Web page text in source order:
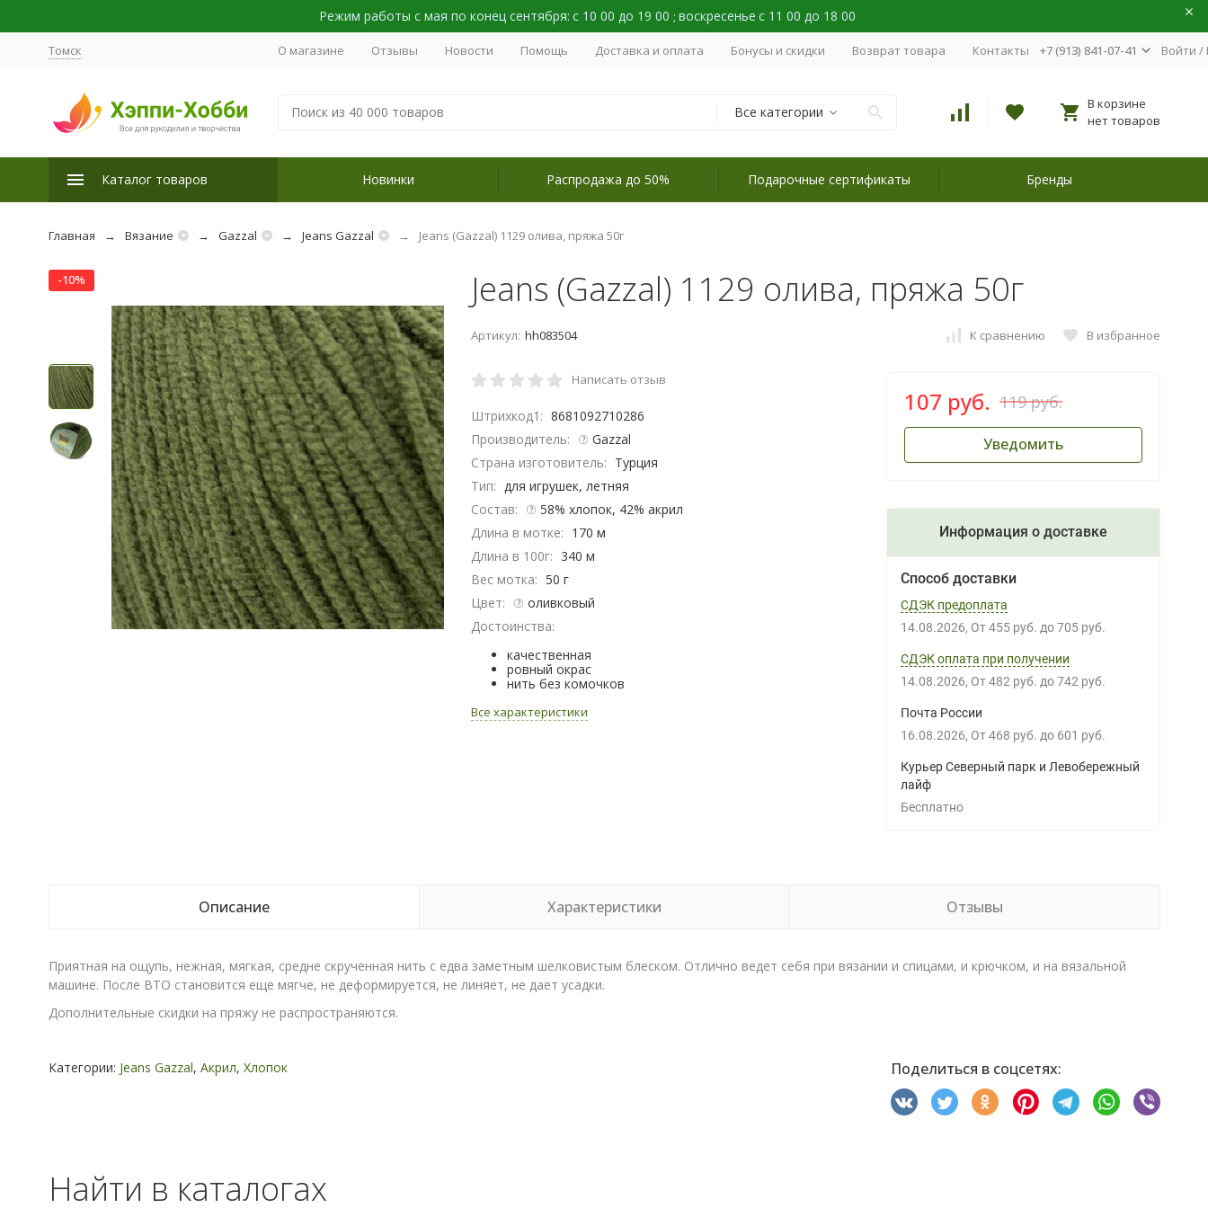
Режим работы с мая по конец сентября: с 10 00 до 19 00 ; воскресенье с 11 00 до 18 00
Томск О магазине Отзывы Новости Помощь Доставка и оплата Бонусы и скидки Возврат товара Контакты +7 (913) 841-07-41 Войти /
Все категории
В корзине
нет товаров
Каталог товаров Новинки Распродажа до 50% Подарочные сертификаты Бренды
Главная Вязание Gazzal Jeans Gazzal Jeans (Gazzal) 1129 олива, пряжа 50г
-10% Jeans (Gazzal) 1129 олива, пряжа 50г
Артикул: hh083504 К сравнению В избранное
Написать отзыв
Штрихкод1: 8681092710286
Производитель:
Gazzal
Страна изготовитель: Турция
Тип: для игрушек, летняя
Состав:
58% хлопок, 42% акрил​
Длина в мотке: 170 м
Длина в 100г: 340 м
Вес мотка: 50 г
Цвет:
оливковый
Достоинства:
качественная
ровный окрас
нить без комочков
Все характеристики
107 руб. 119 руб.
Уведомить
Информация о доставке
Способ доставки
СДЭК предоплата
14.08.2026 От 455 руб. до 705 руб.
СДЭК оплата при получении
14.08.2026 От 482 руб. до 742 руб.
Почта России
16.08.2026 От 468 руб. до 601 руб.
Курьер Северный парк и Левобережный
лайф
Бесплатно
Описание Характеристики Отзывы
Приятная на ощупь, нежная, мягкая, средне скрученная нить с едва заметным шелковистым блеском. Отлично ведет себя при вязании и спицами, и крючком, и на вязальной
машине. После ВТО становится еще мягче, не деформируется, не линяет, не дает усадки.
Дополнительные скидки на пряжу не распространяются.
Категории: Jeans Gazzal, Акрил, Хлопок Поделиться в соцсетях:
Найти в каталогах